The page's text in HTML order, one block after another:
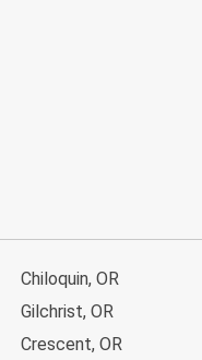
Chiloquin, OR
Gilchrist, OR
Crescent, OR